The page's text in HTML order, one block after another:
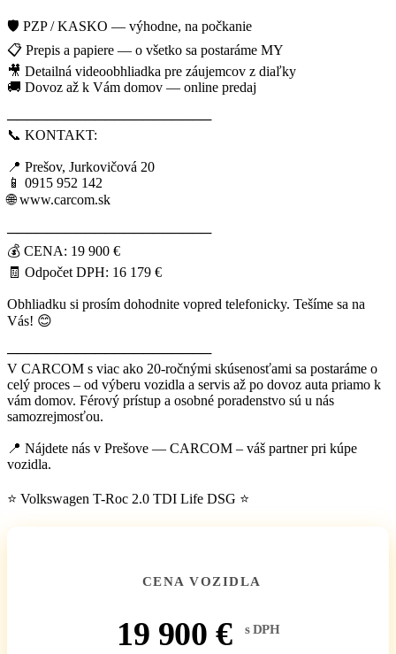
🛡️ PZP / KASKO — výhodne, na počkanie
📋 Prepis a papiere — o všetko sa postaráme MY
🎥 Detailná videoobhliadka pre záujemcov z diaľky
🚚 Dovoz až k Vám domov — online predaj
─────────────────────
📞 KONTAKT:
📍 Prešov, Jurkovičová 20
📱 0915 952 142
🌐 www.carcom.sk
─────────────────────
💰 CENA: 19 900 €
🧾 Odpočet DPH: 16 179 €
Obhliadku si prosím dohodnite vopred telefonicky. Tešíme sa na
Vás! 😊
─────────────────────
V CARCOM s viac ako 20-ročnými skúsenosťami sa postaráme o
celý proces – od výberu vozidla a servis až po dovoz auta priamo k
vám domov. Férový prístup a osobné poradenstvo sú u nás
samozrejmosťou.
📍 Nájdete nás v Prešove — CARCOM – váš partner pri kúpe
vozidla.
⭐ Volkswagen T-Roc 2.0 TDI Life DSG ⭐
CENA VOZIDLA
19 900 € s DPH